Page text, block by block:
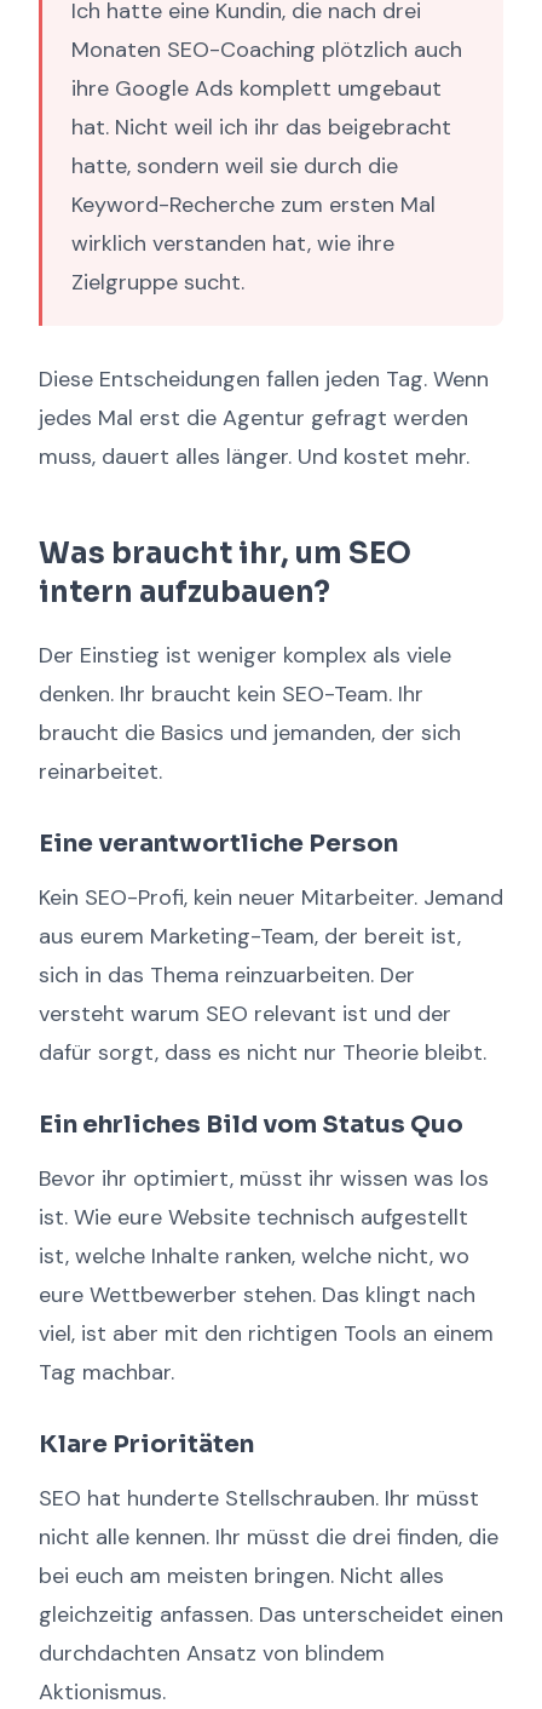
Ich hatte eine Kundin, die nach drei
Monaten SEO-Coaching plötzlich auch
ihre Google Ads komplett umgebaut
hat. Nicht weil ich ihr das beigebracht
hatte, sondern weil sie durch die
Keyword-Recherche zum ersten Mal
wirklich verstanden hat, wie ihre
Zielgruppe sucht.
Diese Entscheidungen fallen jeden Tag. Wenn
jedes Mal erst die Agentur gefragt werden
muss, dauert alles länger. Und kostet mehr.
Was braucht ihr, um SEO
intern aufzubauen?
Der Einstieg ist weniger komplex als viele
denken. Ihr braucht kein SEO-Team. Ihr
braucht die Basics und jemanden, der sich
reinarbeitet.
Eine verantwortliche Person
Kein SEO-Profi, kein neuer Mitarbeiter. Jemand
aus eurem Marketing-Team, der bereit ist,
sich in das Thema reinzuarbeiten. Der
versteht warum SEO relevant ist und der
dafür sorgt, dass es nicht nur Theorie bleibt.
Ein ehrliches Bild vom Status Quo
Bevor ihr optimiert, müsst ihr wissen was los
ist. Wie eure Website technisch aufgestellt
ist, welche Inhalte ranken, welche nicht, wo
eure Wettbewerber stehen. Das klingt nach
viel, ist aber mit den richtigen Tools an einem
Tag machbar.
Klare Prioritäten
SEO hat hunderte Stellschrauben. Ihr müsst
nicht alle kennen. Ihr müsst die drei finden, die
bei euch am meisten bringen. Nicht alles
gleichzeitig anfassen. Das unterscheidet einen
durchdachten Ansatz von blindem
Aktionismus.